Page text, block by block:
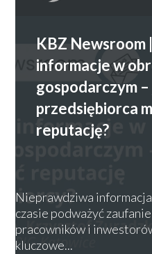
KBZ Newsroom
informacje w
gospodarczym
przedsiębiorca
reputację?
Nieprawdziwa
czasie podważyć
pracowników i
kluczowe...